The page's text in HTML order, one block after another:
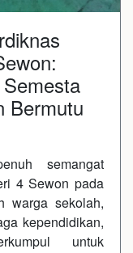
Bermutu
semangat
4 Sewon pada
warga sekolah,
kependidikan,
untuk